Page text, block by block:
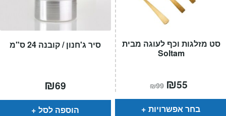
סיר ג'חנון / קובנה 24 ס"מ
₪69
הוספה לסל
סט מזלגות וכף לעוגה מבית
Soltam
₪99 המחיר
המקורי
היה:
₪99.
₪55
הוא:
בחר אפשרויות